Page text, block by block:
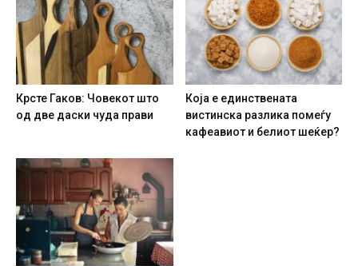
Крсте Гаков: Човекот што
од две даски чуда прави
Која е единствената
вистинска разлика помеѓу
кафеавиот и белиот шеќер?